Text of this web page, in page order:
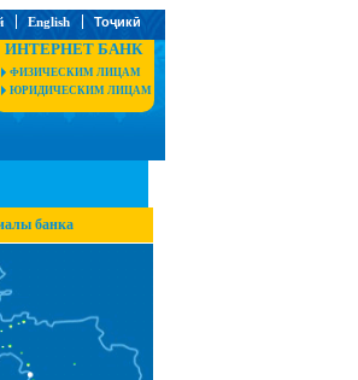
English Тоҷикӣ
ИНТЕРНЕТ БАНК
ФИЗИЧЕСКИМ ЛИЦАМ
ЮРИДИЧЕСКИМ ЛИЦАМ
банка